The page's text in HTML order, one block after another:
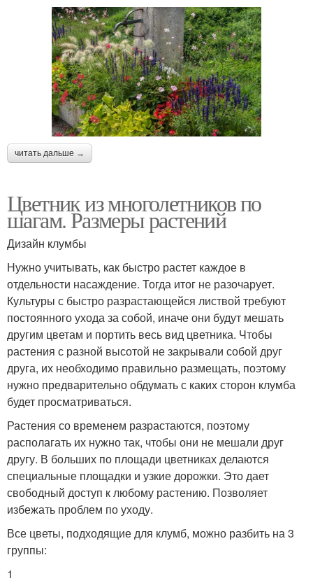
читать дальше →
Цветник из многолетников по
шагам. Размеры растений
Дизайн клумбы
Нужно учитывать, как быстро растет каждое в
отдельности насаждение. Тогда итог не разочарует.
Культуры с быстро разрастающейся листвой требуют
постоянного ухода за собой, иначе они будут мешать
другим цветам и портить весь вид цветника. Чтобы
растения с разной высотой не закрывали собой друг
друга, их необходимо правильно размещать, поэтому
нужно предварительно обдумать с каких сторон клумба
будет просматриваться.
Растения со временем разрастаются, поэтому
располагать их нужно так, чтобы они не мешали друг
другу. В больших по площади цветниках делаются
специальные площадки и узкие дорожки. Это дает
свободный доступ к любому растению. Позволяет
избежать проблем по уходу.
Все цветы, подходящие для клумб, можно разбить на 3
группы:
1